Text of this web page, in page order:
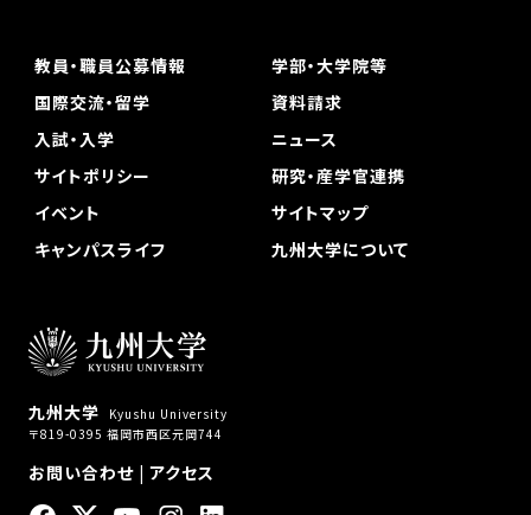
九州大学
Kyushu University
〒819-0395 福岡市西区元岡744
お問い合わせ| アクセス
教員・職員公募情報
学部・大学院等
国際交流・留学
資料請求
入試・入学
ニュース
サイトポリシー
研究・産学官連携
イベント
サイトマップ
キャンパスライフ
九州大学について